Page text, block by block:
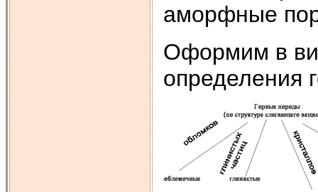
аморфные
Оформим в
определения